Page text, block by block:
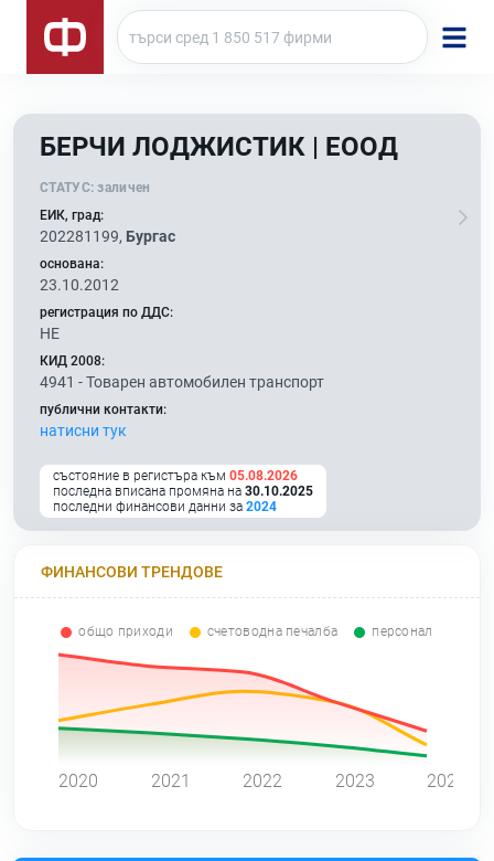
БЕРЧИ ЛОДЖИСТИК | ЕООД
СТАТУС: заличен
ЕИК, град:
202281199, Бургас
основана:
23.10.2012
регистрация по ДДС:
НЕ
КИД 2008:
4941 -Товарен автомобилен транспорт
публични контакти:
натисни тук
състояние в регистъра към 05.08.2026
последна вписана промяна на 30.10.2025
последни финансови данни за 2024
ФИНАНСОВИ ТРЕНДОВЕ
общо приходи счетоводна печалба персонал
2020 2021 2022 2023 2024